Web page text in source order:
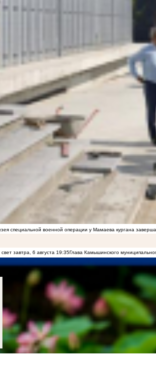
специальной военной операции у Мамаева кургана
завтра, 6 августа 19:35Глава Камышинского